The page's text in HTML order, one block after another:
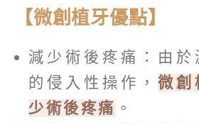
【微創植牙優點】
減少術後疼痛：由於
的侵入性操作， 微創
少術後疼痛 。